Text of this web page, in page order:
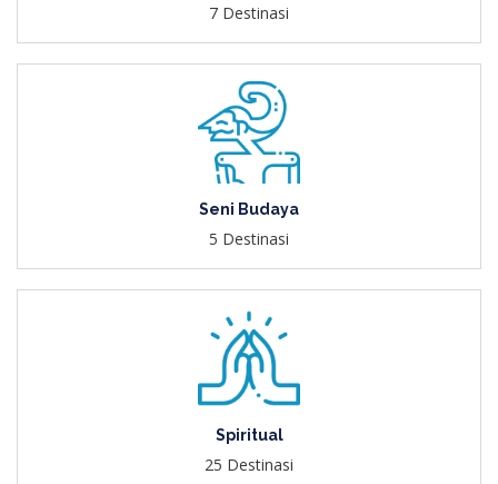
7 Destinasi
Seni Budaya
5 Destinasi
Spiritual
25 Destinasi